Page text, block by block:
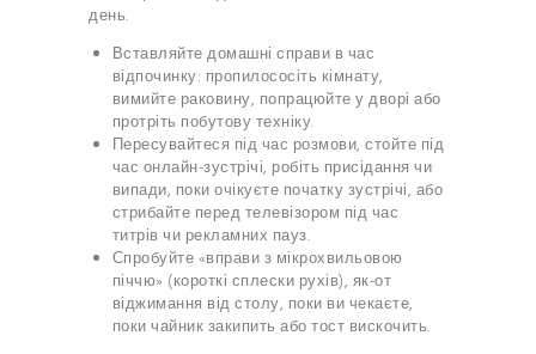
день.
Вставляйте домашні справи в час
відпочинку: пропилососіть кімнату,
вимийте раковину, попрацюйте у дворі або
протріть побутову техніку.
Пересувайтеся під час розмови, стойте під
час онлайн-зустрічі, робіть присідання чи
випади, поки очікуєте початку зустрічі, або
стрибайте перед телевізором під час
титрів чи рекламних пауз.
Спробуйте «вправи з мікрохвильовою
піччю» (короткі сплески рухів), як-от
віджимання від столу, поки ви чекаєте,
поки чайник закипить або тост вискочить.